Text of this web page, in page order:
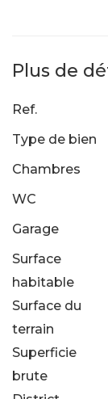
Plus de
Ref.
Type de bien
Chambres
WC
Garage
Surface
habitable
Surface du
terrain
Superficie
brute